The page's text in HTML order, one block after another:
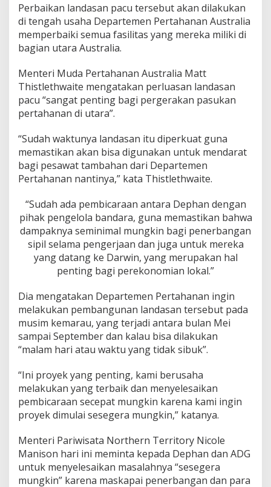
Perbaikan landasan pacu tersebut akan dilakukan
di tengah usaha Departemen Pertahanan Australia
memperbaiki semua fasilitas yang mereka miliki di
bagian utara Australia.
Menteri Muda Pertahanan Australia Matt
Thistlethwaite mengatakan perluasan landasan
pacu “sangat penting bagi pergerakan pasukan
pertahanan di utara”.
“Sudah waktunya landasan itu diperkuat guna
memastikan akan bisa digunakan untuk mendarat
bagi pesawat tambahan dari Departemen
Pertahanan nantinya,” kata Thistlethwaite.
“Sudah ada pembicaraan antara Dephan dengan
pihak pengelola bandara, guna memastikan bahwa
dampaknya seminimal mungkin bagi penerbangan
sipil selama pengerjaan dan juga untuk mereka
yang datang ke Darwin, yang merupakan hal
penting bagi perekonomian lokal.”
Dia mengatakan Departemen Pertahanan ingin
melakukan pembangunan landasan tersebut pada
musim kemarau, yang terjadi antara bulan Mei
sampai September dan kalau bisa dilakukan
“malam hari atau waktu yang tidak sibuk”.
“Ini proyek yang penting, kami berusaha
melakukan yang terbaik dan menyelesaikan
pembicaraan secepat mungkin karena kami ingin
proyek dimulai sesegera mungkin,” katanya.
Menteri Pariwisata Northern Territory Nicole
Manison hari ini meminta kepada Dephan dan ADG
untuk menyelesaikan masalahnya “sesegera
mungkin” karena maskapai penerbangan dan para